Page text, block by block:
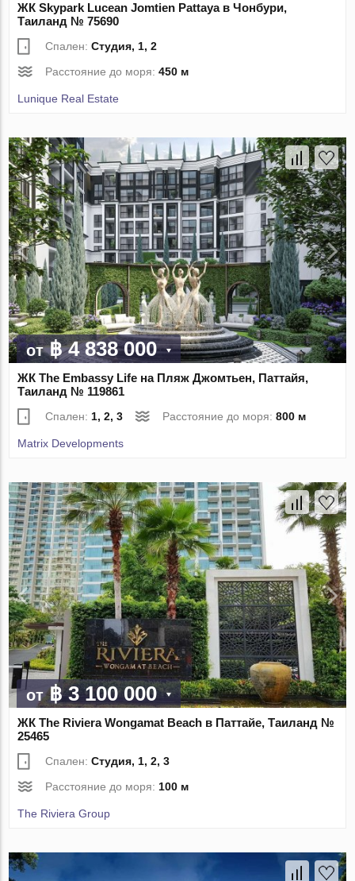
ЖК Skypark Lucean Jomtien Pattaya в Чонбури,
Таиланд № 75690
Спален:Студия, 1, 2
Расстояние до моря:450 м
Lunique Real Estate
от฿ 4 838 000
ЖК The Embassy Life на Пляж Джомтьен, Паттайя,
Таиланд № 119861
Спален: 1, 2, 3 Расстояние до моря:800 м
Matrix Developments
от฿ 3 100 000
ЖК The Riviera Wongamat Beach в Паттайе, Таиланд №
25465
Спален:Студия, 1, 2, 3
Расстояние до моря: 100 м
The Riviera Group